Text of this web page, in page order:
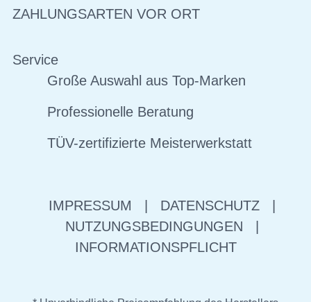
ZAHLUNGSARTEN VOR ORT
Service
Große Auswahl aus Top-Marken
Professionelle Beratung
TÜV-zertifizierte Meisterwerkstatt
IMPRESSUM DATENSCHUTZ
NUTZUNGSBEDINGUNGEN
INFORMATIONSPFLICHT